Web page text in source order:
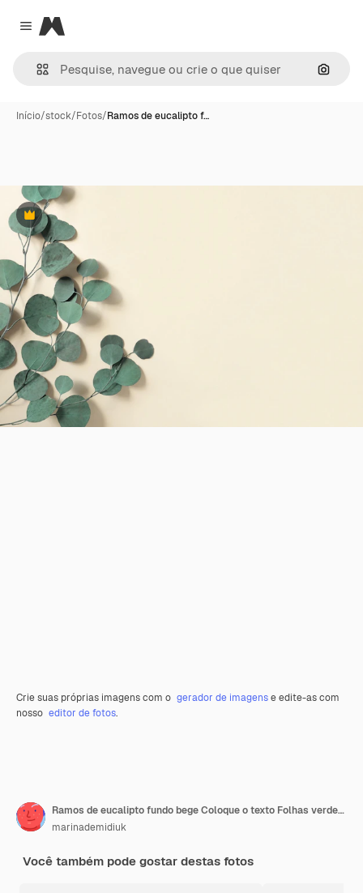
Close menu
Magnific
Início/stock/Fotos/Ramos de eucalipto f…
Premium
Crie suas próprias imagens com o gerador de imagense edite-as com
nosso editor de fotos.
Ramos de eucalipto fundo bege Coloque o texto Folhas verdes de eucalipto Banner de layout floral
marinademidiuk
Você também pode gostar destas fotos